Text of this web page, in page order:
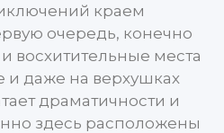
краем
очередь, конечно
восхитительные места
и даже на верхушках
драматичности и
здесь расположены